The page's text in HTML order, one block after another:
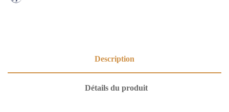
Description
Détails du produit